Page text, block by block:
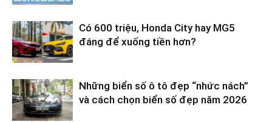
Có 600 triệu, Honda City hay MG5
đáng để xuống tiền hơn?
Những biển số ô tô đẹp “nhức nách”
và cách chọn biển số đẹp năm 2026